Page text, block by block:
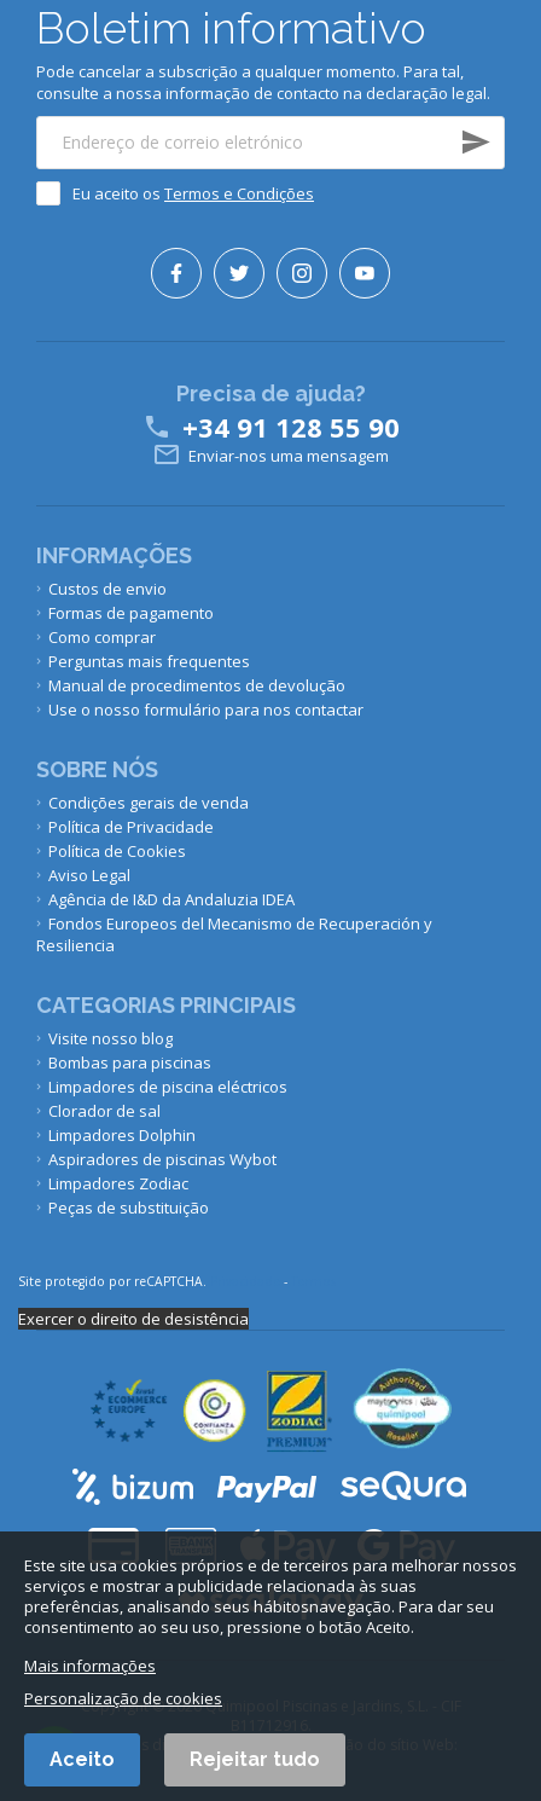
Boletim informativo
Pode cancelar a subscrição a qualquer momento. Para tal,
consulte a nossa informação de contacto na declaração legal.
Eu aceito os Termos e Condições
INFORMAÇÕES
Custos de envio
Formas de pagamento
Como comprar
Perguntas mais frequentes
Manual de procedimentos de devolução
Use o nosso formulário para nos contactar
SOBRE NÓS
Condições gerais de venda
Política de Privacidade
Política de Cookies
Aviso Legal
Agência de I&D da Andaluzia IDEA
Fondos Europeos del Mecanismo de Recuperación y
Resiliencia
CATEGORIAS PRINCIPAIS
Visite nosso blog
Bombas para piscinas
Limpadores de piscina eléctricos
Clorador de sal
Limpadores Dolphin
Aspiradores de piscinas Wybot
Limpadores Zodiac
Peças de substituição
Precisa de ajuda?
 +34 91 128 55 90
 Enviar-nos uma mensagem
Este site usa cookies próprios e de terceiros para melhorar nossos
serviços e mostrar a publicidade relacionada às suas
preferências, analisando seus hábitosnavegação. Para dar seu
consentimento ao seu uso, pressione o botão Aceito.
Mais informações
Personalização de cookies
Rejeitar tudo
Aceito
Site protegido por reCAPTCHA. -
Exercer o direito de desistência
Copyright © 2026 Quimipool Piscinas e Jardins, S.L. - CIF